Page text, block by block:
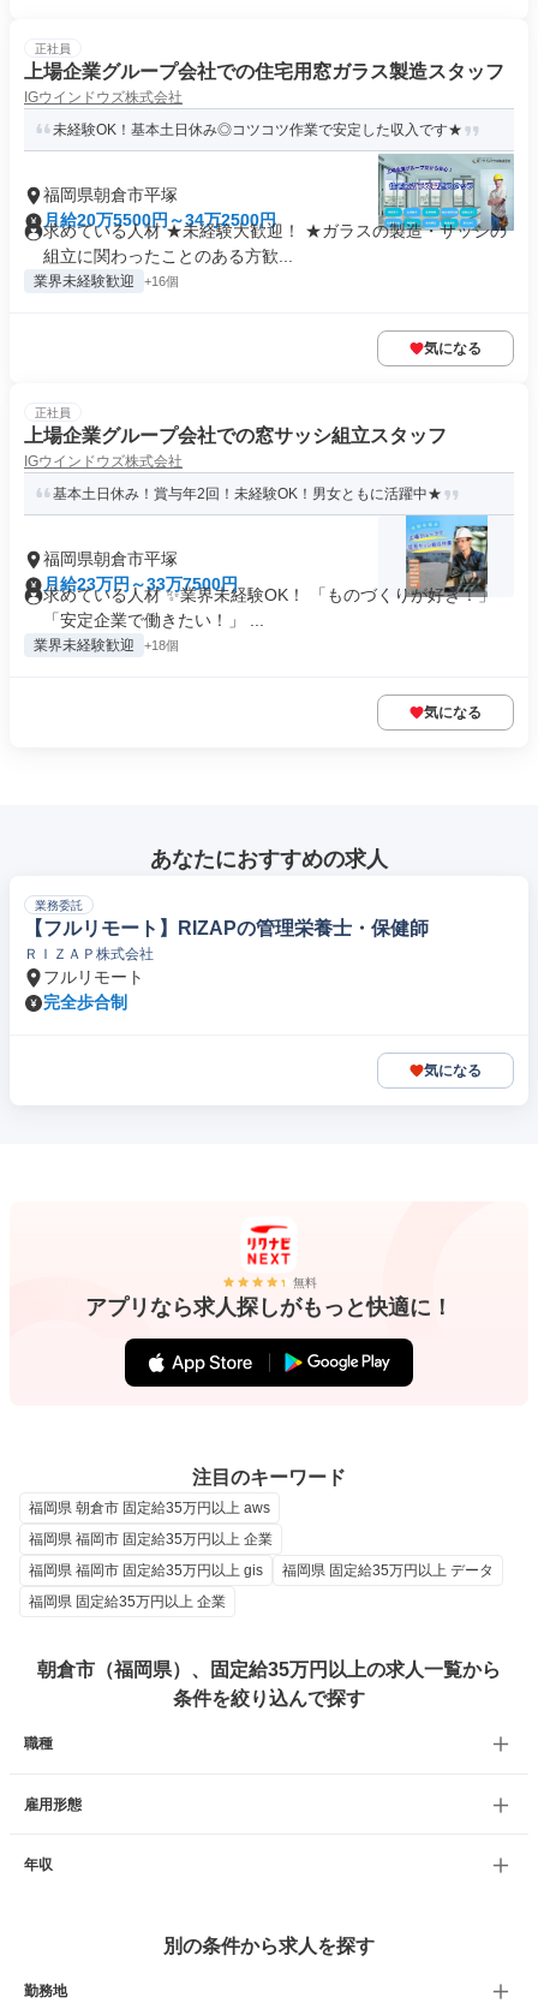
正社員
上場企業グループ会社での住宅用窓ガラス製造スタッフ
IGウインドウズ株式会社
未経験OK！基本土日休み◎コツコツ作業で安定した収入です★
福岡県朝倉市平塚
月給20万5500円～34万2500円
求めている人材 ★未経験大歓迎！ ★ガラスの製造・サッシの
組立に関わったことのある方歓...
業界未経験歓迎 +16個
気になる
正社員
上場企業グループ会社での窓サッシ組立スタッフ
IGウインドウズ株式会社
基本土日休み！賞与年2回！未経験OK！男女ともに活躍中★
福岡県朝倉市平塚
月給23万円～33万7500円
求めている人材 ✨業界未経験OK！ 「ものづくりが好き！」
「安定企業で働きたい！」 ...
業界未経験歓迎 +18個
気になる
あなたにおすすめの求人
業務委託
【フルリモート】RIZAPの管理栄養士・保健師
ＲＩＺＡＰ株式会社
フルリモート
完全歩合制
気になる
無料
アプリなら求人探しがもっと快適に！
注目のキーワード
福岡県 朝倉市 固定給35万円以上 aws
福岡県 福岡市 固定給35万円以上 企業
福岡県 福岡市 固定給35万円以上 gis
福岡県 固定給35万円以上 データ
福岡県 固定給35万円以上 企業
朝倉市（福岡県）、固定給35万円以上の求人一覧から
条件を絞り込んで探す
職種
雇用形態
年収
別の条件から求人を探す
勤務地